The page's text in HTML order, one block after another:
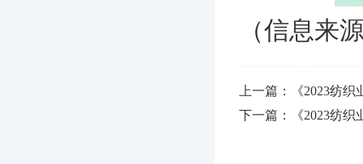
（信息来
上一篇：《2023纺
下一篇：《2023纺